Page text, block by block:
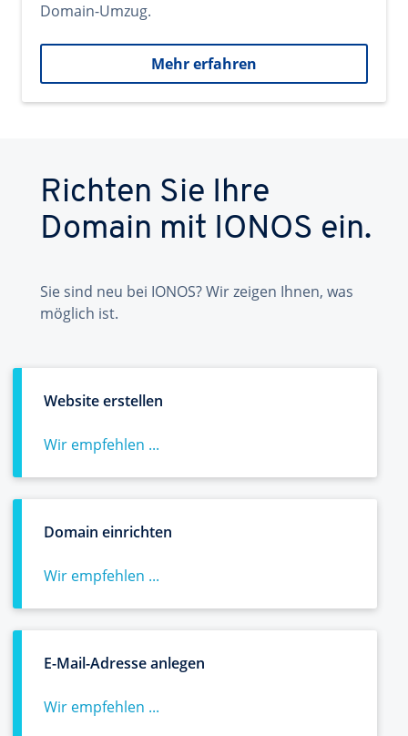
Domain-Umzug.
Mehr erfahren
Richten Sie Ihre
Domain mit IONOS ein.
Sie sind neu bei IONOS? Wir zeigen Ihnen, was
möglich ist.
Website erstellen
Wir empfehlen ...
Domain einrichten
Wir empfehlen ...
E-Mail-Adresse anlegen
Wir empfehlen ...